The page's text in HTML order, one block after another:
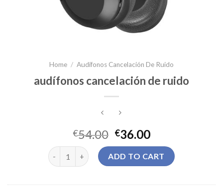
Home / Audífonos Cancelación De Ruido
audífonos cancelación de ruido
€54.00 €36.00
audífonos cancelación de ruido quantity
ADD TO CART